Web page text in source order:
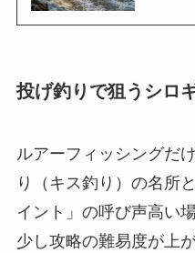
投げ釣りで狙うシロ
ルアーフィッシングだ
り（キス釣り）の名所
イント」の呼び声高い
少し攻略の難易度が上